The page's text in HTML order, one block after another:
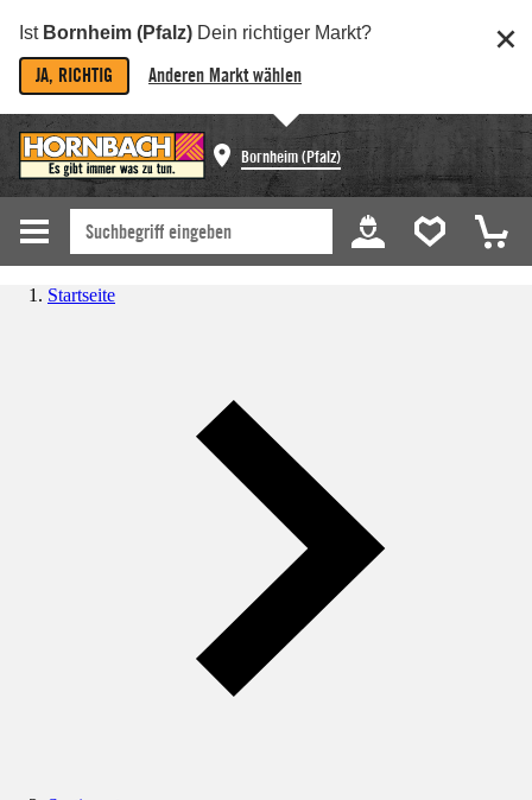
Ist Bornheim (Pfalz) Dein richtiger Markt?
JA, RICHTIG Anderen Markt wählen
Bornheim (Pfalz)
Startseite